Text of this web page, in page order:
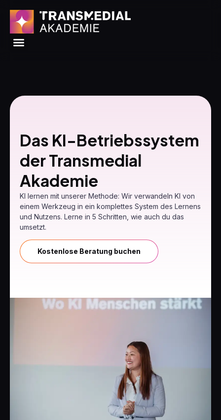
Das KI-Betriebssystem
der Transmedial
Akademie
KI lernen mit unserer Methode: Wir verwandeln KI von
einem Werkzeug in ein komplettes System des Lernens
und Nutzens. Lerne in 5 Schritten, wie auch du das
umsetzt.
Kostenlose Beratung buchen